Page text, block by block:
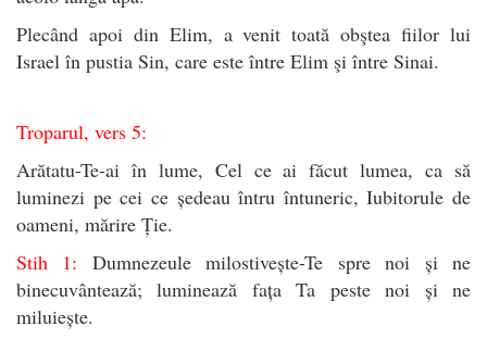
Plecând apoi din Elim, a venit toată obştea fiilor lui
Israel în pustia Sin, care este între Elim şi între Sinai.
Troparul, vers 5:
Arătatu-Te-ai în lume, Cel ce ai făcut lumea, ca să
luminezi pe cei ce ședeau întru întuneric, Iubitorule de
oameni, mărire Ție.
Stih 1: Dumnezeule milostivește-Te spre noi și ne
binecuvântează; luminează fața Ta peste noi și ne
miluiește.